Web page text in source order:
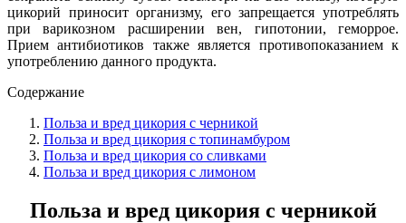
цикорий приносит организму, его запрещается употреблять
при варикозном расширении вен, гипотонии, геморрое.
Прием антибиотиков также является противопоказанием к
употреблению данного продукта.
Содержание
Польза и вред цикория с черникой
Польза и вред цикория с топинамбуром
Польза и вред цикория со сливками
Польза и вред цикория с лимоном
Польза и вред цикория с черникой